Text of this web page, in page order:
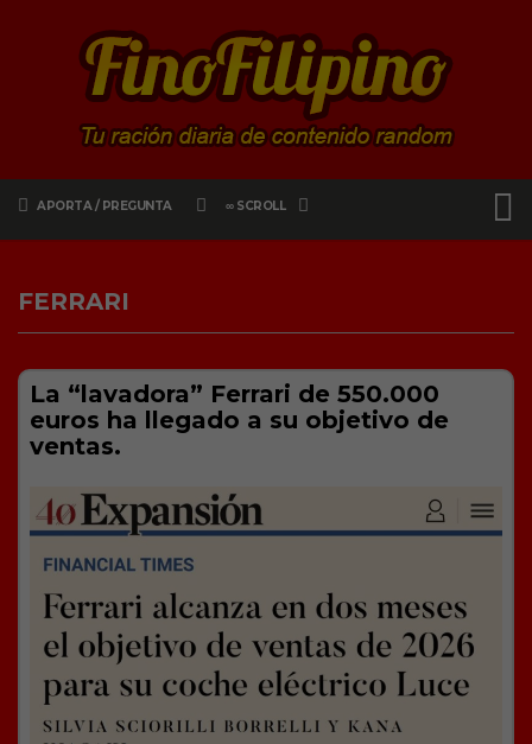
APORTA / PREGUNTA ∞ SCROLL
FERRARI
La “lavadora” Ferrari de 550.000
euros ha llegado a su objetivo de
ventas.